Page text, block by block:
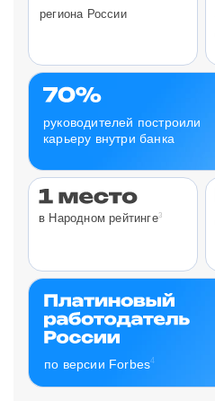
региона России
руководителей построили
карьеру внутри банка
в Народном рейтинге3
по версии Forbes4